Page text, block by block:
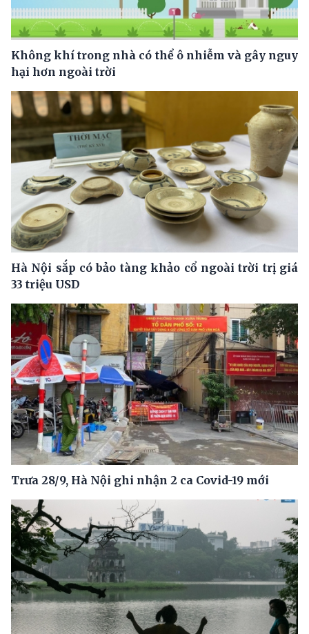
Không khí trong nhà có thể ô nhiễm và gây nguy
hại hơn ngoài trời
Hà Nội sắp có bảo tàng khảo cổ ngoài trời trị giá
33 triệu USD
Trưa 28/9, Hà Nội ghi nhận 2 ca Covid-19 mới